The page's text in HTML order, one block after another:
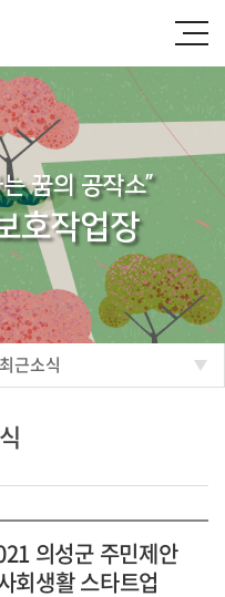
꿈의 공작소”
호작업장
최근소식
의성군 주민제안
회생활 스타트업